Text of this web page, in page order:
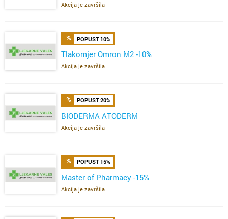
Akcija je završila
POPUST 10%
Tlakomjer Omron M2 -10%
Akcija je završila
POPUST 20%
BIODERMA ATODERM
Akcija je završila
POPUST 15%
Master of Pharmacy -15%
Akcija je završila